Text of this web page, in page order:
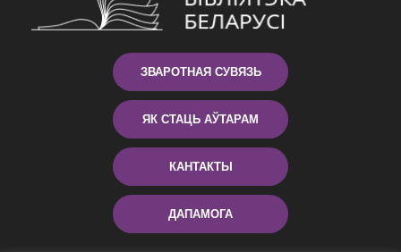
ЗВАРОТНАЯ СУВЯЗЬ
ЯК СТАЦЬ АЎТАРАМ
КАНТАКТЫ
ДАПАМОГА